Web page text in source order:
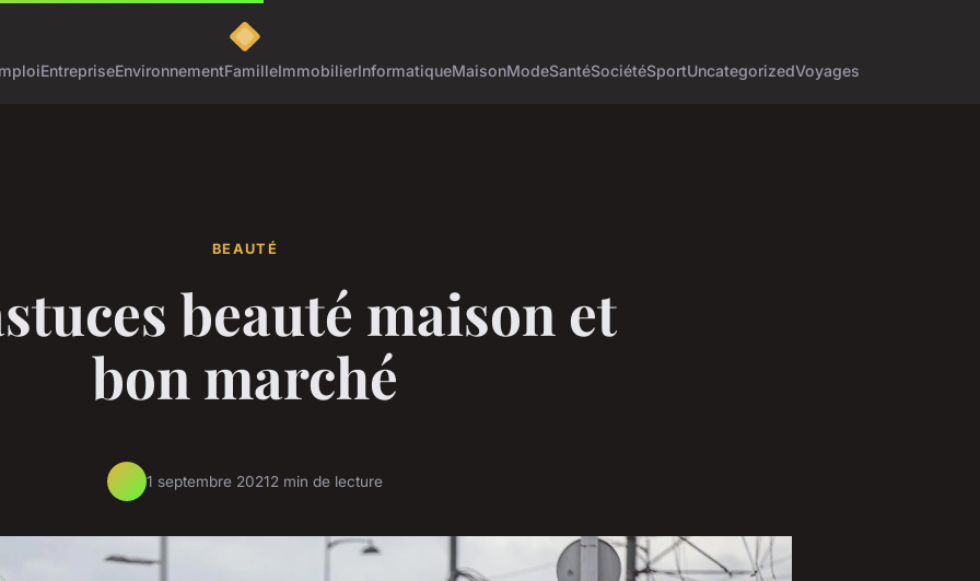
EntrepriseEnvironnementFamilleImmobilierInformatiqueMaisonModeSantéSociétéSportUncategorizedVoyages
BEAUTÉ
beauté maison et
bon marché
1 septembre 20212 min de lecture